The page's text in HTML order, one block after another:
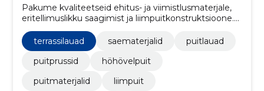
Pakume kvaliteetseid ehitus- ja viimistlusmaterjale,
eritellimuslikku saagimist ja liimpuitkonstruktsioone.
Tagame vastupidavad, täpsed ja esteetilised
lahendused teie projektidele.
terrassilauad saematerjalid
puitlauad
puitprussid
höhövelpuit
puitmaterjalid
liimpuit